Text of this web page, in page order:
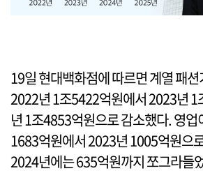
19일 현대백화점에 따르면 계열 패
2022년 1조5422억원에서 2023년
년 1조4853억원으로 감소했다. 영
1683억원에서 2023년 1005억원으
2024년에는 635억원까지 쪼그라들